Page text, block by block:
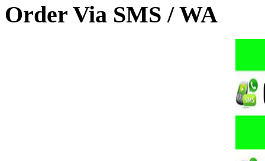
Order Via SMS / WA